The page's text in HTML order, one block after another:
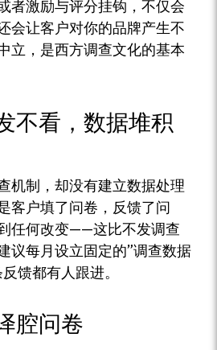
者激励与评分挂钩，不仅会
会让客户对你的品牌产生不
立，是西方调查文化的基本
不看，数据堆积
机制，却没有建立数据处理
客户填了问卷，反馈了问
任何改变——这比不发调查
议每月设立固定的”调查数据
馈都有人跟进。
腔问卷